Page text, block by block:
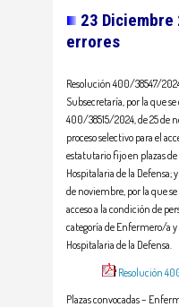
23
errores
Resolución 400/38547/
Subsecretaría, por la que
400/38515/2024, de 25 de
proceso selectivo para el
estatutario fijo en plazas de
Hospitalaria de la Defensa;
de noviembre, por la que
acceso a la condición de
categoría de Enfermero/a
Hospitalaria de la Defensa.
Resolución
Plazas convocadas –